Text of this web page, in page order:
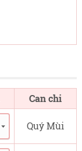
Can chi
Quý Mùi